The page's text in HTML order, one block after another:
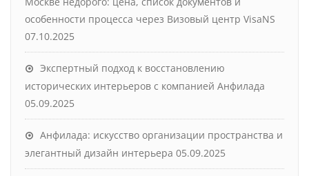
особенности процесса через Визовый центр VisaNS
07.10.2025
Экспертный подход к восстановлению
исторических интерьеров с компанией Анфилада
05.09.2025
Анфилада: искусство организации пространства и
элегантный дизайн интерьера 05.09.2025